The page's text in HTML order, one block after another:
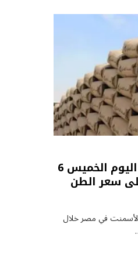
استقرار أسعار الأسمنت اليوم الخميس 6
على سعر الطن
في مصر خلال